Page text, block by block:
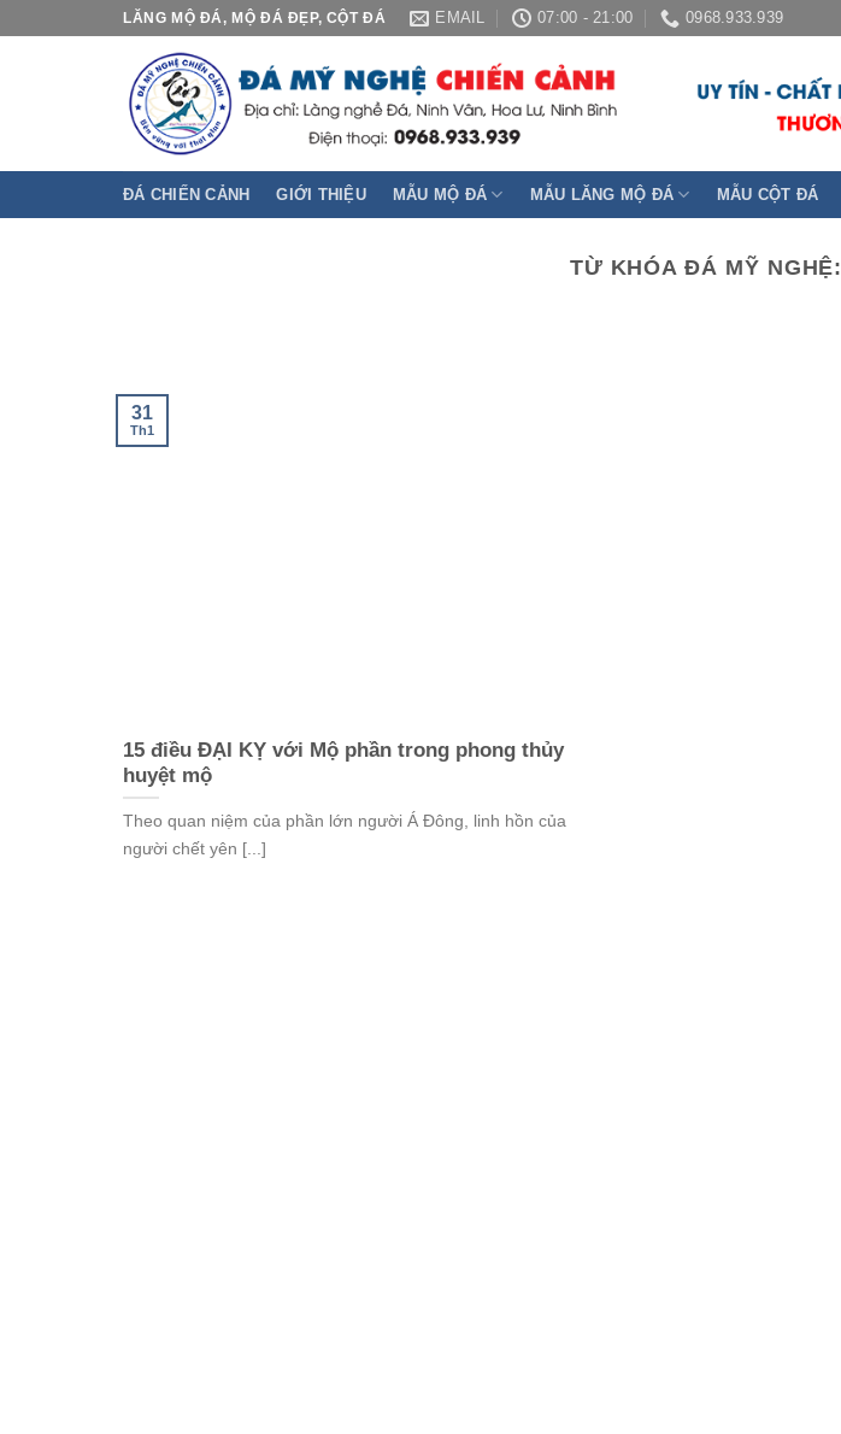
LĂNG MỘ ĐÁ, MỘ ĐÁ ĐẸP, CỘT ĐÁ EMAIL 07:00 - 21:00 0968.933.939
ĐÁ CHIẾN CẢNH GIỚI THIỆU MẪU MỘ ĐÁ MẪU LĂNG MỘ ĐÁ MẪU CỘT ĐÁ
TỪ KHÓA ĐÁ MỸ NGHỆ:
15 điều ĐẠI KỴ với Mộ phần trong phong thủy
huyệt mộ
Theo quan niệm của phần lớn người Á Đông, linh hồn của
người chết yên [...]
31
Th1